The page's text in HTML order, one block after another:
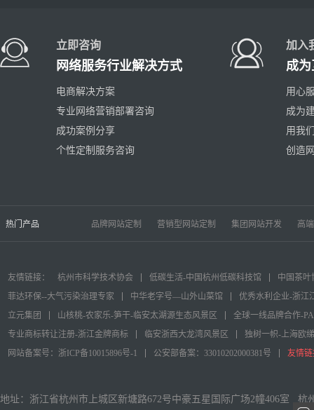
立即咨询
网络服务行业解决方式
电商解决方案
专业网络营销部署咨询
成功案例分享
个性定制服务咨询
加入
成
用心
成为
用我
创造
热门产品 品牌网站定制 营销型网站定制 集团网站开发 高
友情链接： 杭州市科学技术协会 低碳生活-中国杭州低碳科技馆
中国茶叶
菲达环保--大气污染治理专家
中华老字号—山外山菜馆
优秀水利企业-浙江
立元集团
山核桃-农家乐-笋干-临安太湖源生态风景区
全球一线品牌合作-
专业商标转让注册-浙江金牌商标
临安浙西大龙湾风景区
独树一帜-上海欧
网站备案号：浙ICP备10015896号-1
公安部备案：33010202000381号 友情
地址：浙江省杭州市上城区新塘路672号中豪五星国际广场2幢406室